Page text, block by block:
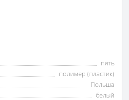
пять
полимер (пластик)
Польша
белый